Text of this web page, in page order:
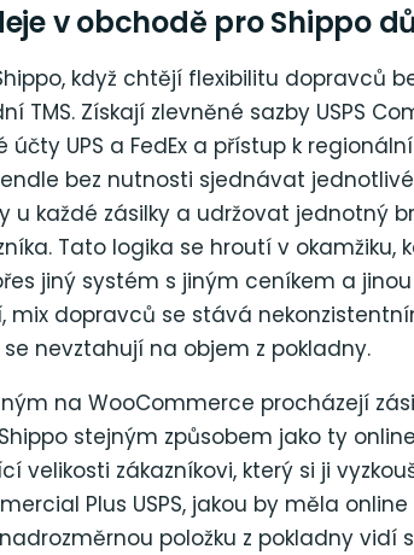
v obchodě pro Shippo
když chtějí flexibilitu dopravců
TMS. Získají zlevněné sazby USPS
účty UPS a FedEx a přístup k
bez nutnosti sjednávat
u každé zásilky a udržovat jednotný
Tato logika se hroutí v okamžiku,
jiný systém s jiným ceníkem a
mix dopravců se stává
nevztahují na objem z pokladny.
na WooCommerce procházejí
stejným způsobem jako ty
velikosti zákazníkovi, který si ji
Plus USPS, jakou by měla
položku z pokladny vidí